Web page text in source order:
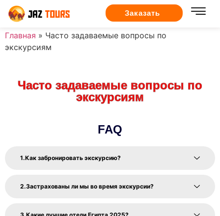
Заказать
Главная » Часто задаваемые вопросы по
экскурсиям
Часто задаваемые вопросы по
экскурсиям
FAQ
Как забронировать экскурсию?
Застрахованы ли мы во время экскурсии?